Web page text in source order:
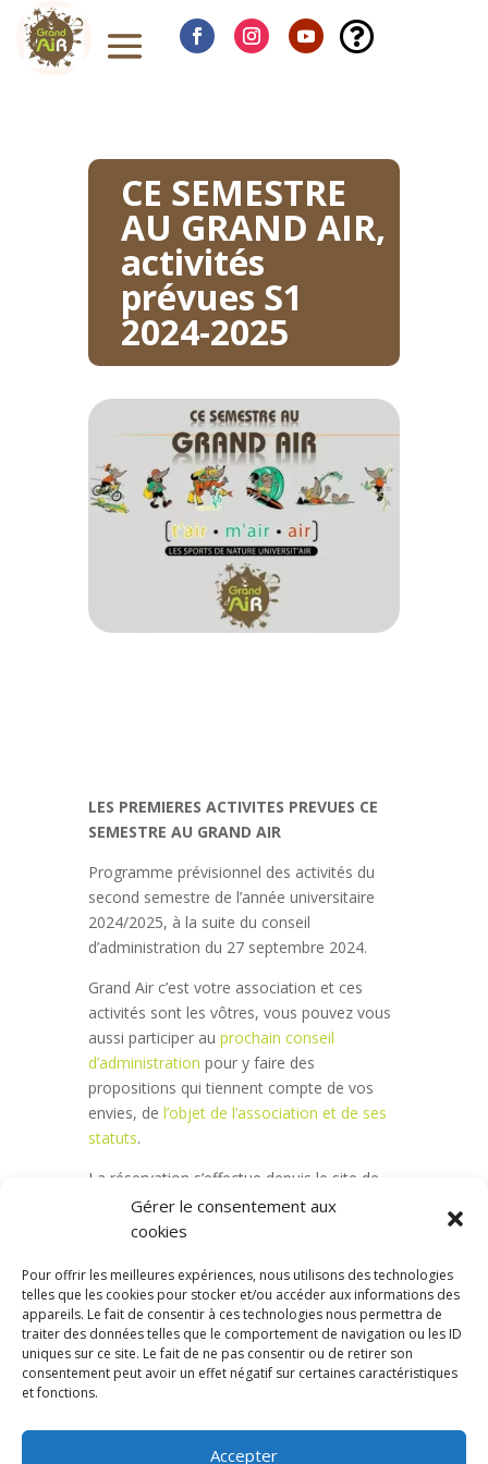
Gérer le consentement aux
cookies
Pour offrir les meilleures expériences, nous utilisons des technologies
telles que les cookies pour stocker et/ou accéder aux informations des
appareils. Le fait de consentir à ces technologies nous permettra de
traiter des données telles que le comportement de navigation ou les ID
uniques sur ce site. Le fait de ne pas consentir ou de retirer son
consentement peut avoir un effet négatif sur certaines caractéristiques
et fonctions.
Accepter

CE SEMESTRE
AU GRAND AIR,
activités
prévues S1
2024-2025
LES PREMIERES ACTIVITES PREVUES CE
SEMESTRE AU GRAND AIR
Programme prévisionnel des activités du
second semestre de l’année universitaire
2024/2025, à la suite du conseil
d’administration du 27 septembre 2024.
Grand Air c’est votre association et ces
activités sont les vôtres, vous pouvez vous
aussi participer au prochain conseil
d’administration pour y faire des
propositions qui tiennent compte de vos
envies, de l’objet de l’association et de ses
statuts.
La réservation s’effectue depuis le site de
l’association.
Ce-semestre-au-Grand-Air_S1_2024-25